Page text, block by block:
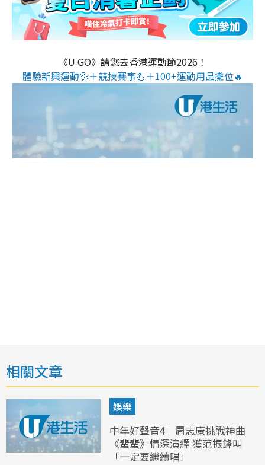
《U GO》請您去香港運動節2026！
體驗新興運動💦＋競技賽事💪＋100+運動用品攤位🔥
相關文章
娛樂
中年好聲音4｜周志康挑戰神曲
《蜚蜚》情深演繹 獲范振鋒叫
「一定要繼續唱」